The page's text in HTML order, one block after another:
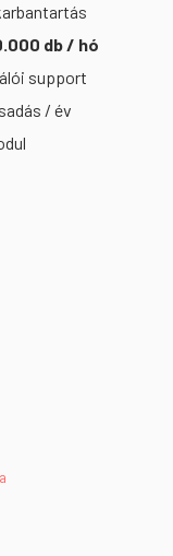
db / hó
support
/ év